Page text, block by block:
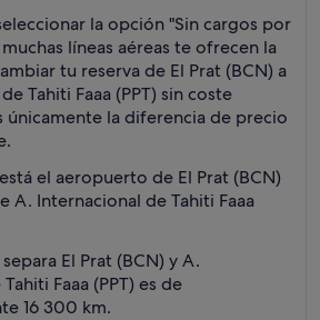
la opción "Sin cargos por
líneas aéreas te ofrecen la
tu reserva de El Prat (BCN) a
Tahiti Faaa (PPT) sin coste
únicamente la diferencia de precio
el aeropuerto de El Prat (BCN)
A. Internacional de Tahiti Faaa
El Prat (BCN) y A.
Faaa (PPT) es de
16 300 km.